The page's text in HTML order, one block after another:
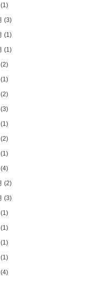
(1)
(3)
(1)
(1)
(2)
(1)
(2)
(3)
(1)
(2)
(1)
(4)
(2)
(3)
(1)
(1)
(1)
(1)
(4)